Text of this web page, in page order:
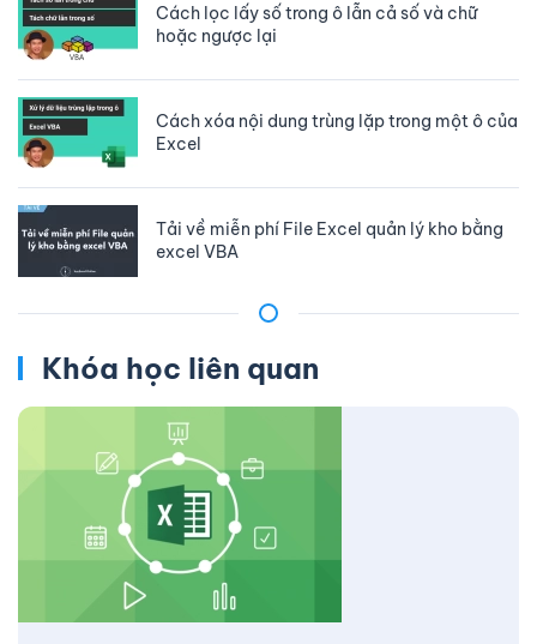
Cách lọc lấy số trong ô lẫn cả số và chữ
hoặc ngược lại
Cách xóa nội dung trùng lặp trong một ô của
Excel
Tải về miễn phí File Excel quản lý kho bằng
excel VBA
Khóa học liên quan